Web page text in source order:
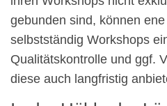
gebunden sind, können
selbstständig Workshops
Qualitätskontrolle und ggf.
diese auch langfristig